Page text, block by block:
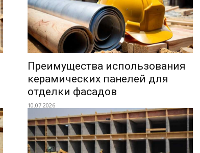
Преимущества использования
керамических панелей для
отделки фасадов
10.07.2026